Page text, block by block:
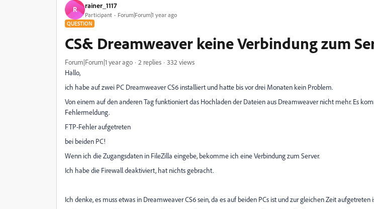
R rainer_1117
Participant Forum|Forum|1 year ago
QUESTION
CS& Dreamweaver keine Verbindung zum
Forum|Forum|1 year ago 2 replies
332 views
Hallo,
ich habe auf zwei PC Dreamweaver CS6 installiert und hatte bis vor drei Monaten kein Problem.
Von einem auf den anderen Tag funktioniert das Hochladen der Dateien aus Dreamweaver nicht mehr. Es
Fehlermeldung.
FTP-Fehler aufgetreten
bei beiden PC!
Wenn ich die Zugangsdaten in FileZilla eingebe, bekomme ich eine Verbindung zum Server.
Ich habe die Firewall deaktiviert, hat nichts gebracht.
Ich denke, es muss etwas in Dreamweaver CS6 sein, da es auf beiden PCs ist und zur gleichen Zeit aufgetreten